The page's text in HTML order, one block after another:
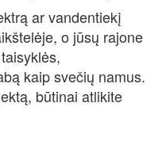
ar vandentiekį
o jūsų rajone
kaip svečių namus.
būtinai atlikite